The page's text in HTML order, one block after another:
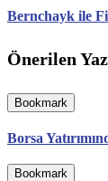
Bernchayk ile
Önerilen
Bookmark
Borsa
Bookmark